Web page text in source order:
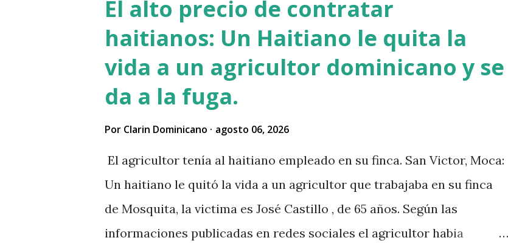
El alto precio de contratar
haitianos: Un Haitiano le quita la
vida a un agricultor dominicano y se
da a la fuga.
Por Clarin Dominicano agosto 06, 2026
El agricultor tenía al haitiano empleado en su finca. San Victor, Moca:
Un haitiano le quitó la vida a un agricultor que trabajaba en su finca
de Mosquita, la victima es José Castillo , de 65 años. Según las
informaciones publicadas en redes sociales el agricultor habia